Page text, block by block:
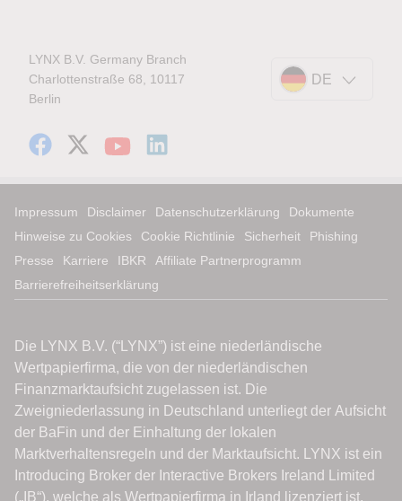
LYNX B.V. Germany Branch
Charlottenstraße 68, 10117
Berlin
DE
Impressum Disclaimer Datenschutzerklärung
Dokumente
Hinweise zu Cookies
Cookie Richtlinie Sicherheit
Phishing
Presse
Karriere IBKR
Affiliate Partnerprogramm
Barrierefreiheitserklärung